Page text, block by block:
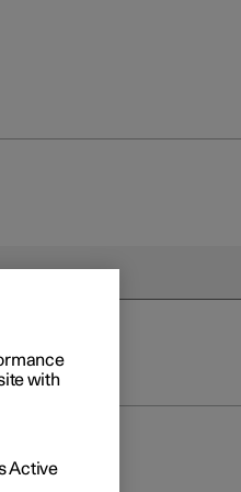
e aziende
finanziamento
with
Active